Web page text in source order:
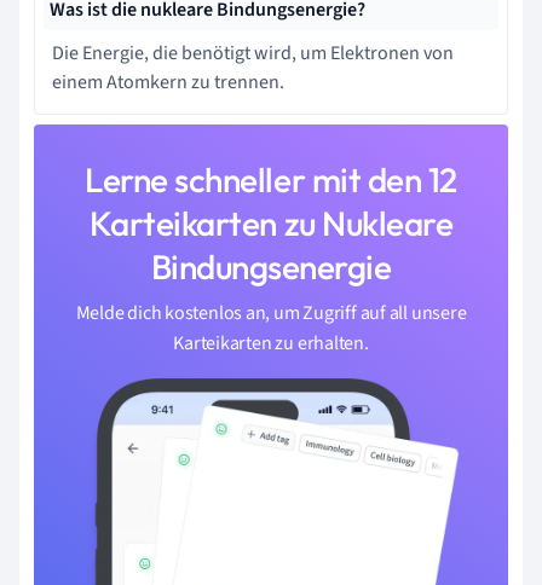
Was ist die nukleare Bindungsenergie?
Die Energie, die benötigt wird, um Elektronen von
einem Atomkern zu trennen.
Lerne schneller mit den 12
Karteikarten zu Nukleare
Bindungsenergie
Melde dich kostenlos an, um Zugriff auf all unsere
Karteikarten zu erhalten.